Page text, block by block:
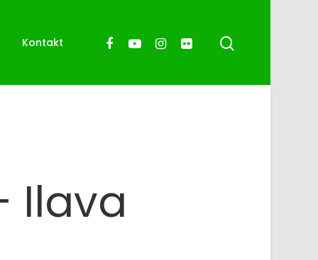
Kontakt
Ilava